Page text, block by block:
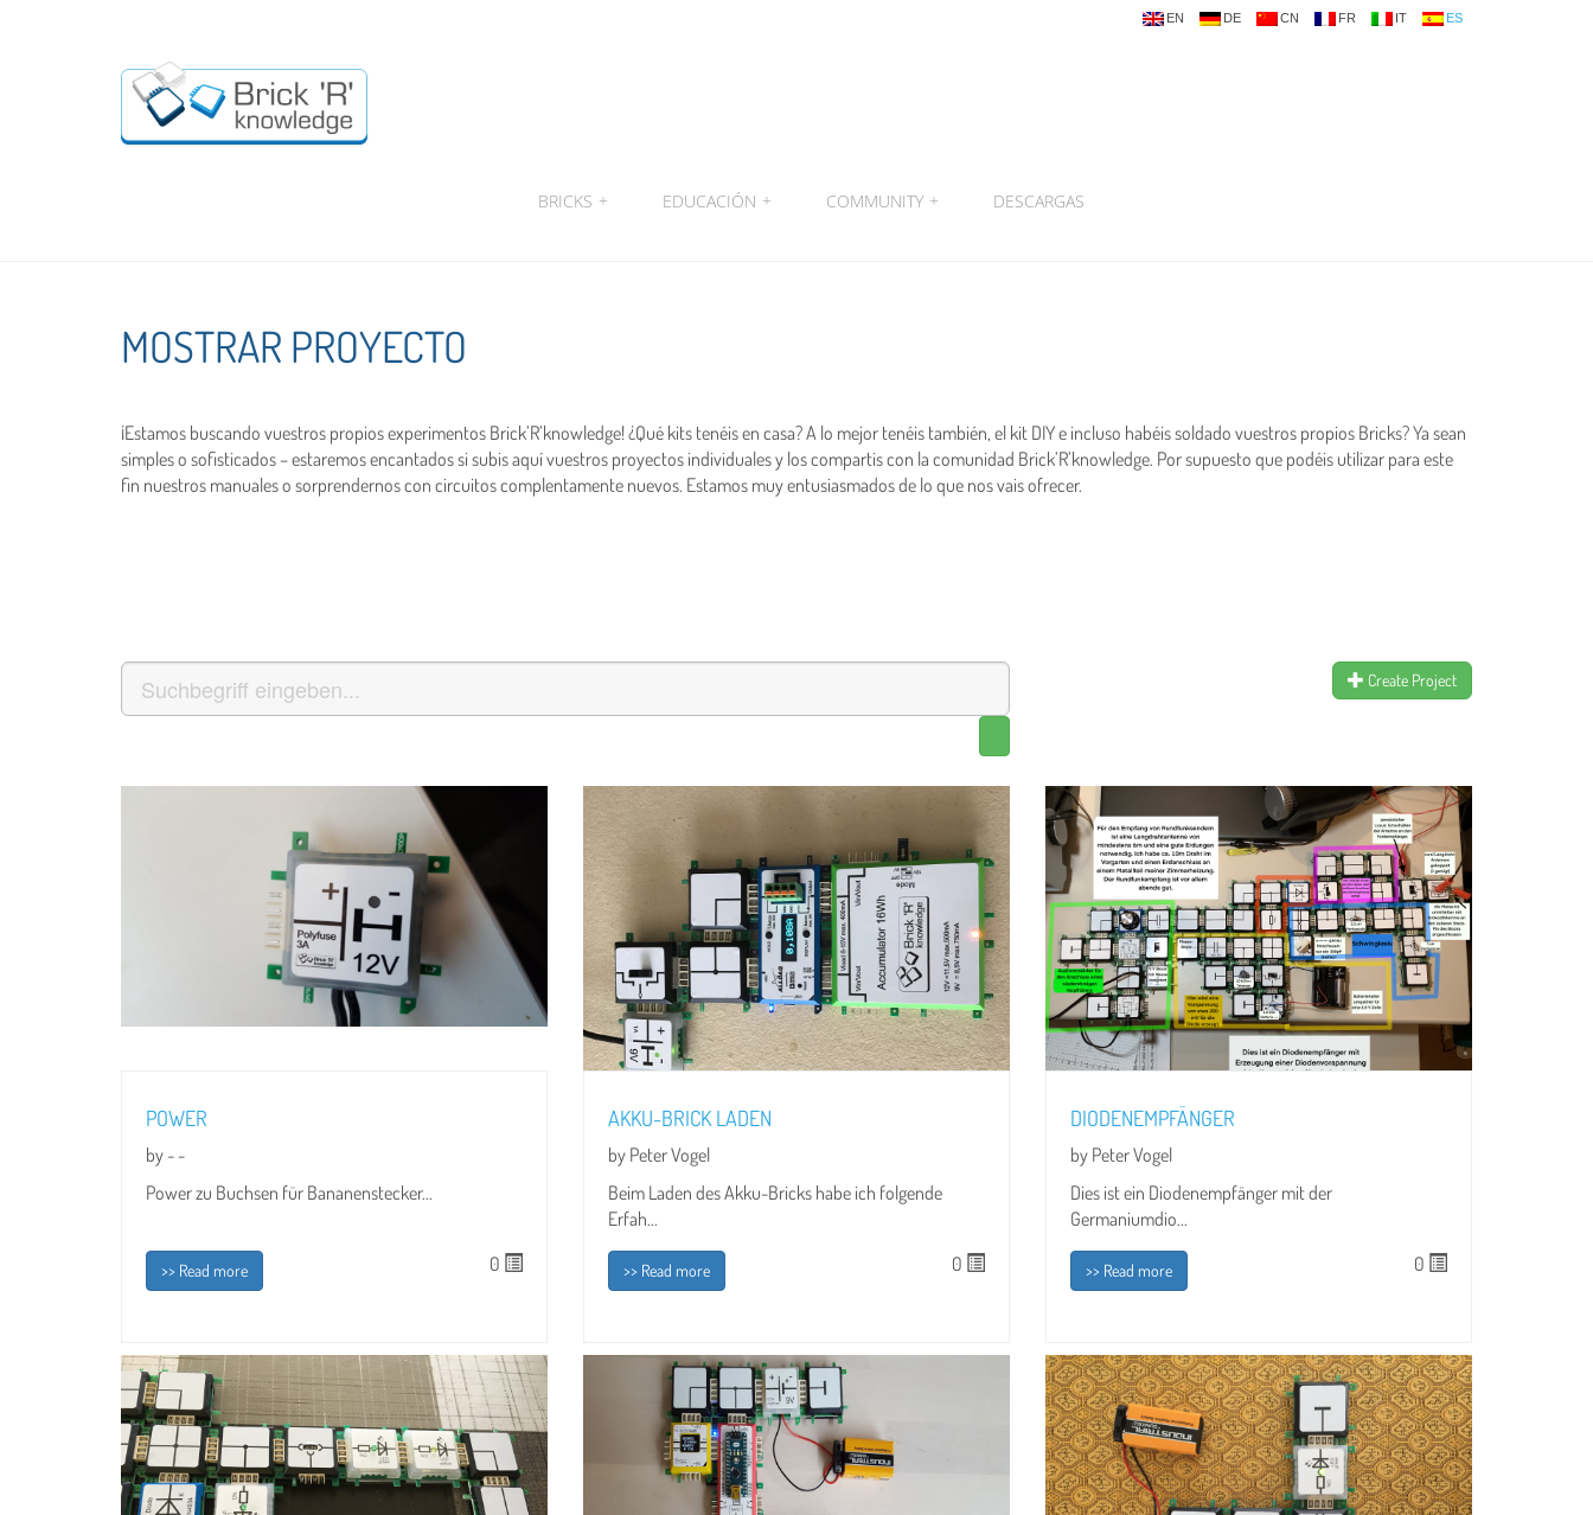
EN DE CN FR IT ES
BRICKS + EDUCACIÓN + COMMUNITY + DESCARGAS
MOSTRAR PROYECTO
¡Estamos buscando vuestros propios experimentos Brick’R’knowledge! ¿Qué kits tenéis en casa? A lo mejor tenéis también, el kit DIY e incluso habéis soldado vuestros propios Bricks? Ya sean
simples o sofisticados – estaremos encantados si subis aquí vuestros proyectos individuales y los compartis con la comunidad Brick’R’knowledge. Por supuesto que podéis utilizar para este
fin nuestros manuales o sorprendernos con circuitos complentamente nuevos. Estamos muy entusiasmados de lo que nos vais ofrecer.
Create Project
POWER
by - -
Power zu Buchsen für Bananenstecker...
>> Read more 0
AKKU-BRICK LADEN
by Peter Vogel
Beim Laden des Akku-Bricks habe ich folgende
Erfah...
>> Read more 0
DIODENEMPFÄNGER
by Peter Vogel
Dies ist ein Diodenempfänger mit der
Germaniumdio...
>> Read more 0